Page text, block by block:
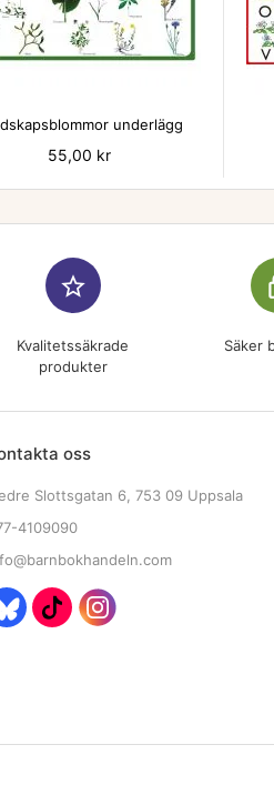
underlägg
Pris
55,00 kr
star_border
Kvalitetssäkrade
produkter
Säker
oss
Slottsgatan 6, 753 09 Uppsala
4109090